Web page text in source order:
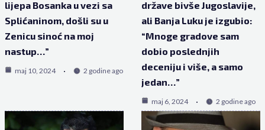
lijepa Bosanka u vezi sa
Splićaninom, došli su u
Zenicu sinoć na moj
nastup…”
maj 10, 2024 2 godine ago
države bivše Jugoslavije,
ali Banja Luku je izgubio:
“Mnoge gradove sam
dobio poslednjih
deceniju i više, a samo
jedan…”
maj 6, 2024 2 godine ago